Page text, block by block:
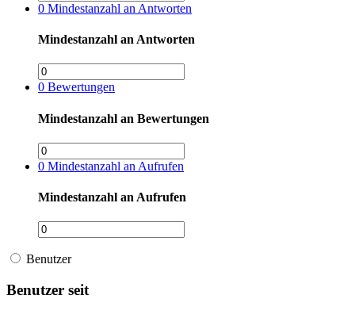
0 Mindestanzahl an Antworten
Mindestanzahl an Antworten
0 Bewertungen
Mindestanzahl an Bewertungen
0 Mindestanzahl an Aufrufen
Mindestanzahl an Aufrufen
Benutzer
Benutzer seit